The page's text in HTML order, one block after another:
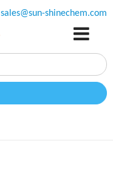
sales@sun-shinechem.com